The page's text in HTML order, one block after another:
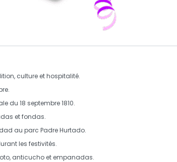
culture et hospitalité.
.
du 18 septembre 1810.
etfondas.
au parc Padre Hurtado.
les festivités.
, anticucho et empanadas.